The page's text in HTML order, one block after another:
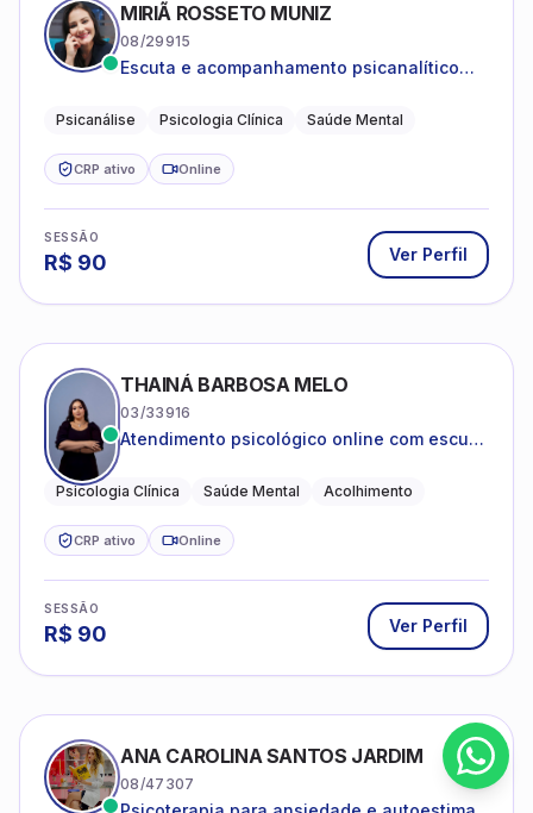
MIRIÃ ROSSETO MUNIZ
08/29915
Escuta e acompanhamento psicanalítico
Psicanálise Psicologia Clínica Saúde Mental
CRP ativo Online
SESSÃO
R$ 90 Ver Perfil
THAINÁ BARBOSA MELO
03/33916
Atendimento psicológico online com escuta
emocional
Psicologia Clínica Saúde Mental Acolhimento
CRP ativo Online
SESSÃO
R$ 90 Ver Perfil
ANA CAROLINA SANTOS JARDIM
08/47307